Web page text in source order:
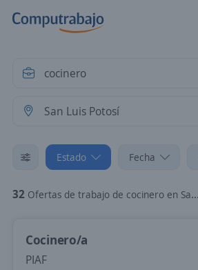
Estado Fecha
32 Ofertas de trabajo de cocinero en San Luis Potosí
Cocinero/a
PIAF